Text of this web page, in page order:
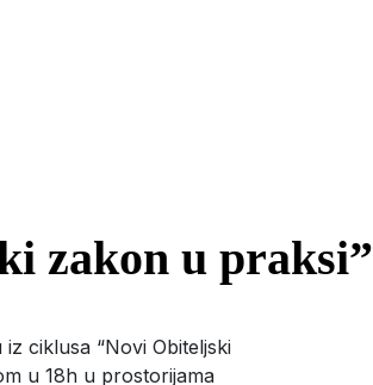
zakon u praksi”
ciklusa “Novi Obiteljski
u 18h u prostorijama